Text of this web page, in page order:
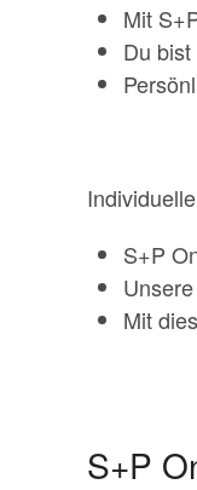
Mit
Du
S+P
Mit
S+P